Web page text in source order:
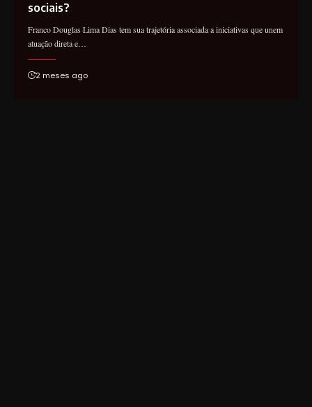
sociais?
Franco Douglas Lima Dias tem sua trajetória associada a iniciativas que unem
atuação direta e…
2 meses ago